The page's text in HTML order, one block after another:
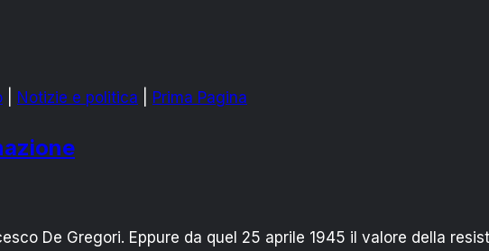
Notizie e politica Prima Pagina
De Gregori. Eppure da quel 25 aprile 1945 il valore della